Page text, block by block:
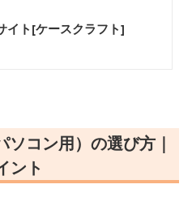
イト[ケースクラフト]
コン用）の選び方｜
ント